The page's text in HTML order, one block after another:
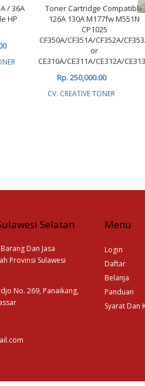
/ 36A
HP
Toner Cartridge Compatible
126A 130A M177fw M551N
CP1025
CF350A/CF351A/CF352A/
or
CE310A/CE311A/CE312A/
Rp. 250,000.00
CV. CREATIVE TONER
Selatan
Dan Jasa
Provinsi Sulawesi
No. 269, Panaikang,
Menu
Login
Daftar
Belanja
Panduan
Syarat Dan